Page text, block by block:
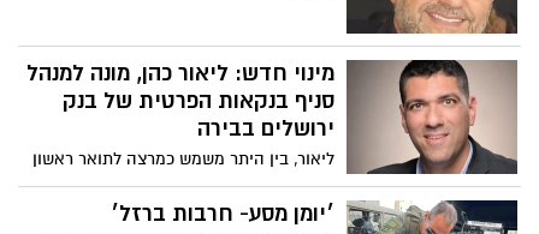
מינוי חדש: ליאור כהן, מונה למנהל
סניף בנקאות הפרטית של בנק
ירושלים בבירה
ליאור, בין היתר משמש כמרצה לתואר ראשון
בחשבונאות תחום מימון וניהול השקעות. לצד
שורת התפקידים המקצועיים, לוקח ליאור
׳יומן מסע- חרבות ברזל׳